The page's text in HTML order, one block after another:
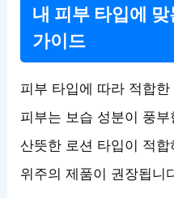
내 피부 타입에
가이드
피부 타입에 따라 적합
피부는 보습 성분이 풍
산뜻한 로션 타입이 적
위주의 제품이 권장됩니